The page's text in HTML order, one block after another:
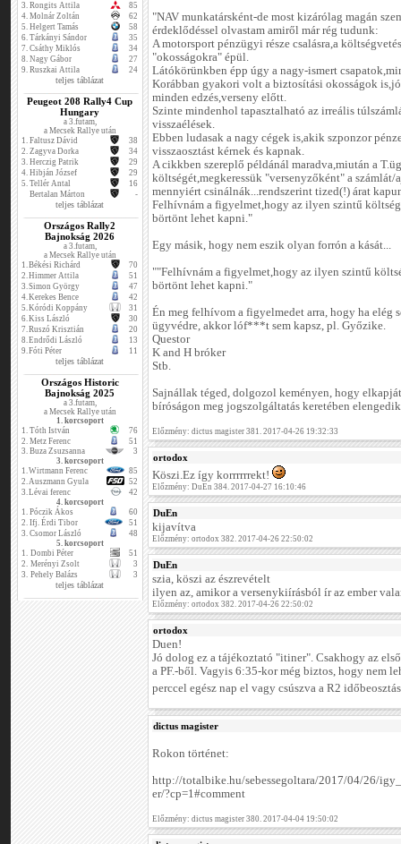
3. Rongits Attila
85
4. Molnár Zoltán
62
5. Helgert Tamás
58
6. Tárkányi Sándor
35
7. Csáthy Miklós
34
8. Nagy Gábor
27
9. Ruszkai Attila 24
teljes táblázat
Peugeot 208 Rally4 Cup
Hungary
a 3.futam,
a Mecsek Rallye után
1. Faltusz Dávid
38
2. Zagyva Dorka
34
3. Herczig Patrik
29
4. Hibján József
29
5. Tellér Antal
16
Bertalan Márton
-
teljes táblázat
Országos Rally2
Bajnokság 2026
a 3.futam,
a Mecsek Rallye után
1.Békési Richárd
70
2.Himmer Attila
51
3.Simon György
47
4.Kerekes Bence
42
5.Kóródi Koppány
31
6.Kiss László
30
7.Ruszó Krisztián
20
8.Endrődi László
13
9.Fóti Péter 11
teljes táblázat
Országos Historic
Bajnokság 2025
a 3.futam,
a Mecsek Rallye után
1. korcsoport
1. Tóth István
76
2. Metz Ferenc
51
3. Buza Zsuzsanna
3
3. korcsoport
1.Wirtmann Ferenc
85
2.Auszmann Gyula
52
3.Lévai ferenc
42
4. korcsoport
1. Póczik Ákos
60
2. Ifj. Érdi Tibor
51
3. Csomor László
48
5. korcsoport
1. Dombi Péter
51
2. Merényi Zsolt
3
3. Pehely Balázs 3
teljes táblázat
"NAV munkatársként-de most kizárólag magán
érdeklődéssel olvastam amiről már rég tudunk:
A motorsport pénzügyi része csalásra,a
"okosságokra" épül.
Látókörünkben épp úgy a nagy-ismert
Korábban gyakori volt a biztosítási okosságok
minden edzés,verseny előtt.
Szinte mindenhol tapasztalható az irreális
visszaélések.
Ebben ludasak a nagy cégek is,akik szponzor
visszaosztást kérnek és kapnak.
A cikkben szereplő példánál maradva,miután a
költségét,megkeressük "versenyzőként" a
mennyiért csinálnák...rendszerint tized(!) árat
Felhívnám a figyelmet,hogy az ilyen szintű
börtönt lehet kapni."
Egy másik, hogy nem eszik olyan forrón a kását...
""Felhívnám a figyelmet,hogy az ilyen szintű
börtönt lehet kapni."
Én meg felhívom a figyelmedet arra, hogy ha elég
ügyvédre, akkor lóf***t sem kapsz, pl. Győzike.
Questor
K and H bróker
Stb.
Sajnállak téged, dolgozol keményen, hogy
bíróságon meg jogszolgáltatás keretében
Előzmény: dictus magister 381. 2017-04-26 19:32:33
ortodox
Köszi.Ez így korrrrrrekt!
Előzmény: DuEn 384. 2017-04-27 16:10:46
DuEn
kijavítva
Előzmény: ortodox 382. 2017-04-26 22:50:02
DuEn
szia, köszi az észrevételt
ilyen az, amikor a versenykiírásból ír az ember
Előzmény: ortodox 382. 2017-04-26 22:50:02
ortodox
Duen!
Jó dolog ez a tájékoztató "itiner". Csakhogy az
a PF.-ből. Vagyis 6:35-kor még biztos, hogy nem
perccel egész nap el vagy csúszva a R2
dictus magister
Rokon történet:
http://totalbike.hu/sebessegoltara/2017/04/26/
er/?cp=1#comment
Előzmény: dictus magister 380. 2017-04-04 19:50:02